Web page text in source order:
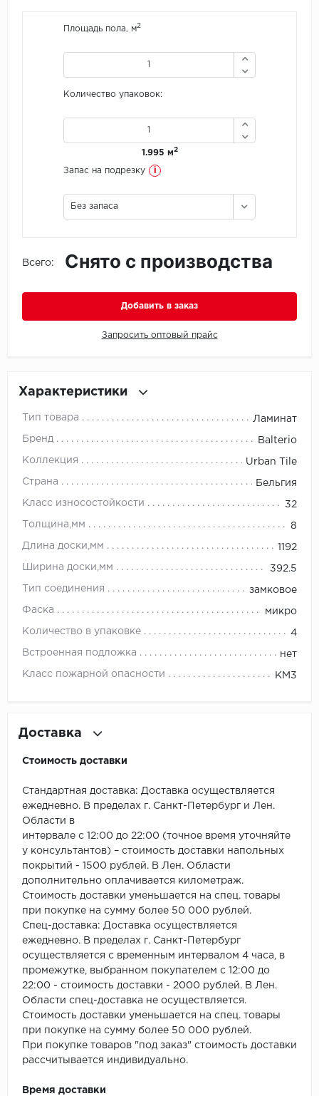
IVC Group
Juteks
LG Decotile
Made in Belgium
Natisston
Next Step
No brand
Primavera
Smartprofile
SPC Flooring
SPC Ideal Flooring
SPC Kronostep
SPC Promo
SPC Stronghold
TANTO
Площадь пола, м2
Количество упаковок:
1.995 м2
Запас на подрезку i
Без запаса
Всего: Снято с производства
Добавить в заказ
Запросить оптовый прайс
Характеристики
Тип товара Ламинат
Бренд Balterio
Коллекция Urban Tile
Страна Бельгия
Класс износостойкости 32
Толщина,мм 8
Длина доски,мм 1192
Ширина доски,мм 392.5
Тип соединения замковое
Фаска микро
Количество в упаковке 4
Встроенная подложка нет
Класс пожарной опасности КМ3
Доставка
Стоимость доставки
Стандартная доставка: Доставка осуществляется
ежедневно. В пределах г. Санкт-Петербург и Лен.
Области в
интервале с 12:00 до 22:00 (точное время уточняйте
у консультантов) – стоимость доставки напольных
покрытий - 1500 рублей. В Лен. Области
дополнительно оплачивается километраж.
Стоимость доставки уменьшается на спец. товары
при покупке на сумму более 50 000 рублей.
Спец-доставка: Доставка осуществляется
ежедневно. В пределах г. Санкт-Петербург
осуществляется с временным интервалом 4 часа, в
промежутке, выбранном покупателем с 12:00 до
22:00 - стоимость доставки - 2000 рублей. В Лен.
Области спец-доставка не осуществляется.
Стоимость доставки уменьшается на спец. товары
при покупке на сумму более 50 000 рублей.
При покупке товаров "под заказ" стоимость доставки
рассчитывается индивидуально.
Время доставки